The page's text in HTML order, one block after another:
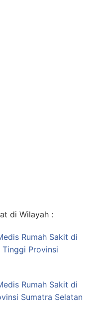
di Wilayah :
Rumah Sakit di
Provinsi
Rumah Sakit di
Sumatra Selatan